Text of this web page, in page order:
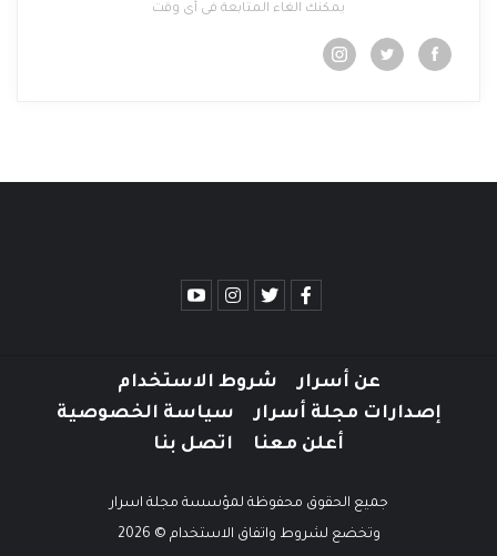
يمكنك الغاء المتابعة فى أى وقت
عن أسرار
شروط الاستخدام
إصدارات مجلة أسرار
سياسة الخصوصية
أعلن معنا
اتصل بنا
جميع الحقوق محفوظة لمؤسسة مجلة اسرار
وتخضع لشروط واتفاق الاستخدام © 2026